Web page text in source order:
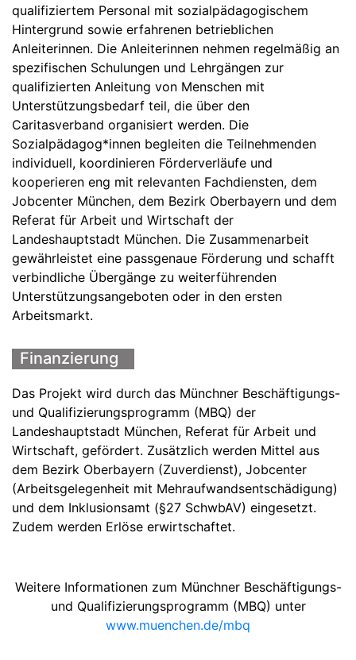
qualifiziertem Personal mit sozialpädagogischem
Hintergrund sowie erfahrenen betrieblichen
Anleiterinnen. Die Anleiterinnen nehmen regelmäßig an
spezifischen Schulungen und Lehrgängen zur
qualifizierten Anleitung von Menschen mit
Unterstützungsbedarf teil, die über den
Caritasverband organisiert werden. Die
Sozialpädagog*innen begleiten die Teilnehmenden
individuell, koordinieren Förderverläufe und
kooperieren eng mit relevanten Fachdiensten, dem
Jobcenter München, dem Bezirk Oberbayern und dem
Referat für Arbeit und Wirtschaft der
Landeshauptstadt München. Die Zusammenarbeit
gewährleistet eine passgenaue Förderung und schafft
verbindliche Übergänge zu weiterführenden
Unterstützungsangeboten oder in den ersten
Arbeitsmarkt.
Finanzierung
Das Projekt wird durch das Münchner Beschäftigungs-
und Qualifizierungsprogramm (MBQ) der
Landeshauptstadt München, Referat für Arbeit und
Wirtschaft, gefördert. Zusätzlich werden Mittel aus
dem Bezirk Oberbayern (Zuverdienst), Jobcenter
(Arbeitsgelegenheit mit Mehraufwandsentschädigung)
und dem Inklusionsamt (§27 SchwbAV) eingesetzt.
Zudem werden Erlöse erwirtschaftet.
Weitere Informationen zum Münchner Beschäftigungs-
und Qualifizierungsprogramm (MBQ) unter
www.muenchen.de/mbq